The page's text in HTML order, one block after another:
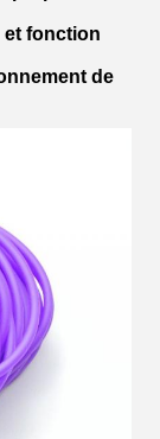
et fonction
de